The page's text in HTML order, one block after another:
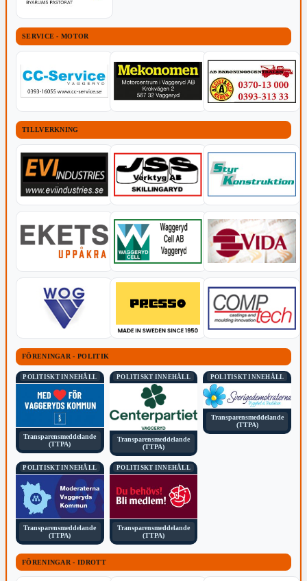
SERVICE - MOTOR
TILLVERKNING
FÖRENINGAR - POLITIK
POLITISKT INNEHÅLL
Transparensmeddelande
(TTPA)
POLITISKT INNEHÅLL
Transparensmeddelande
(TTPA)
POLITISKT INNEHÅLL
Transparensmeddelande
(TTPA)
POLITISKT INNEHÅLL
Transparensmeddelande
(TTPA)
POLITISKT INNEHÅLL
Transparensmeddelande
(TTPA)
FÖRENINGAR - IDROTT